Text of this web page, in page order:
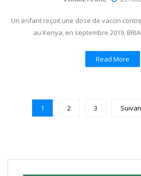
Un enfant reçoit une dose de vaccin
au Kenya, en septembre 2019.
Read More
1 2 3